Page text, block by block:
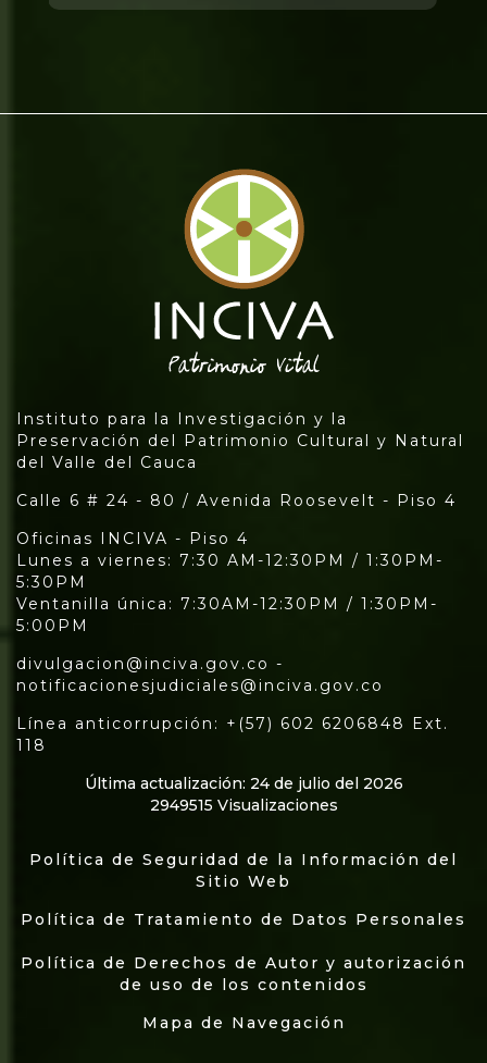
Instituto para la Investigación y la
Preservación del Patrimonio Cultural y Natural
del Valle del Cauca
Calle 6 # 24 - 80 / Avenida Roosevelt - Piso 4
Oficinas INCIVA - Piso 4
Lunes a viernes: 7:30 AM-12:30PM / 1:30PM-
5:30PM
Ventanilla única: 7:30AM-12:30PM / 1:30PM-
5:00PM
divulgacion@inciva.gov.co -
notificacionesjudiciales@inciva.gov.co
Línea anticorrupción: +(57) 602 6206848 Ext.
118
Última actualización: 24 de julio del 2026
2949515 Visualizaciones
Política de Seguridad de la Información del
Sitio Web
Política de Tratamiento de Datos Personales
Política de Derechos de Autor y autorización
de uso de los contenidos
Mapa de Navegación